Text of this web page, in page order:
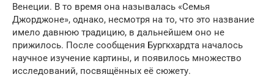
Венеции. В то время она называлась «Семья
Джорджоне», однако, несмотря на то, что это название
имело давнюю традицию, в дальнейшем оно не
прижилось. После сообщения Бургкхардта началось
научное изучение картины, и появилось множество
исследований, посвящённых её сюжету.